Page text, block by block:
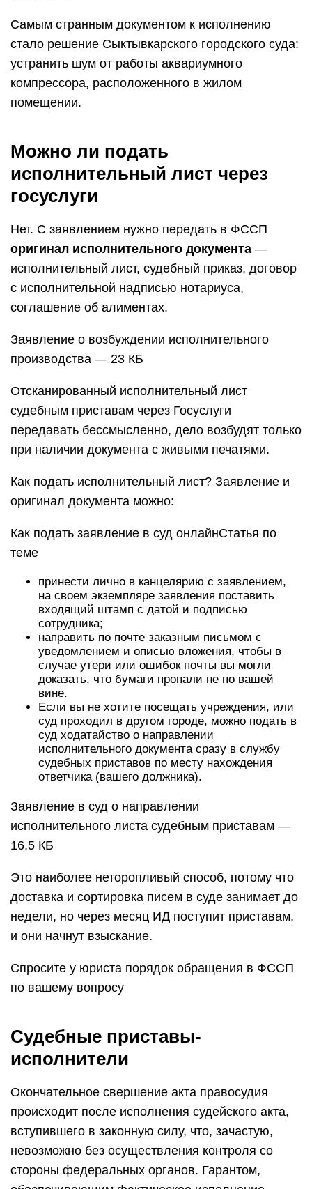
Самым странным документом к исполнению
стало решение Сыктывкарского городского суда:
устранить шум от работы аквариумного
компрессора, расположенного в жилом
помещении.
Можно ли подать
исполнительный лист через
госуслуги
Нет. С заявлением нужно передать в ФССП
оригинал исполнительного документа —
исполнительный лист, судебный приказ, договор
с исполнительной надписью нотариуса,
соглашение об алиментах.
Заявление о возбуждении исполнительного
производства — 23 КБ
Отсканированный исполнительный лист
судебным приставам через Госуслуги
передавать бессмысленно, дело возбудят только
при наличии документа с живыми печатями.
Как подать исполнительный лист? Заявление и
оригинал документа можно:
Как подать заявление в суд онлайнСтатья по
теме
принести лично в канцелярию с заявлением,
на своем экземпляре заявления поставить
входящий штамп с датой и подписью
сотрудника;
направить по почте заказным письмом с
уведомлением и описью вложения, чтобы в
случае утери или ошибок почты вы могли
доказать, что бумаги пропали не по вашей
вине.
Если вы не хотите посещать учреждения, или
суд проходил в другом городе, можно подать в
суд ходатайство о направлении
исполнительного документа сразу в службу
судебных приставов по месту нахождения
ответчика (вашего должника).
Заявление в суд о направлении
исполнительного листа судебным приставам —
16,5 КБ
Это наиболее неторопливый способ, потому что
доставка и сортировка писем в суде занимает до
недели, но через месяц ИД поступит приставам,
и они начнут взыскание.
Спросите у юриста порядок обращения в ФССП
по вашему вопросу
Судебные приставы-
исполнители
Окончательное свершение акта правосудия
происходит после исполнения судейского акта,
вступившего в законную силу, что, зачастую,
невозможно без осуществления контроля со
стороны федеральных органов. Гарантом,